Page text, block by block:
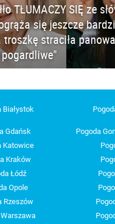
TŁUMACZY SIĘ ze
się jeszcze
troszkę straciła
Białystok
Gdańsk
Pogoda
Katowice
Kraków
Łódź
Opole
Rzeszów